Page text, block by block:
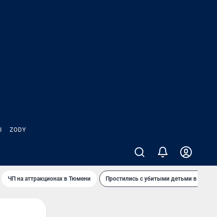
ZODY
ЧП на аттракционах в Тюмени Простились с убитыми детьми в